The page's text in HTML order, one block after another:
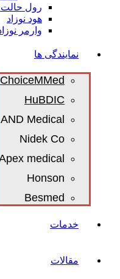
رول حالت
هود نوزاد
وارمر
نمایندگی ها
ChoiceMMed
HuBDIC
AND Medical
Nidek Co
medical
Honson
Besmed
خدمات
مقالات